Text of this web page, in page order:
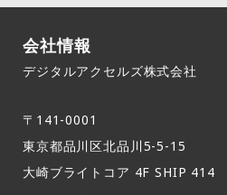
のPostmortemからjeli
アップグレードを実施する。
ーザーは、Post Incident
とで、解決後のインシデント
年1月30日まで引き続き利用
emは、2026年1月30日に
の”Opportunity”に自動的に
dent Reviewの製品ツアーも
会社情報
デジタルアクセルズ株式会社
〒141-0001
東京都品川区北品川5-5-15​
大崎ブライトコア 4F SHIP 414